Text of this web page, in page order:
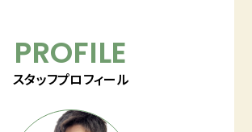
PROFILE
スタッフプロフィール